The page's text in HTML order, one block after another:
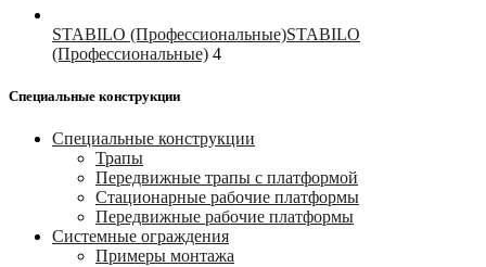
STABILO (Профессиональные)STABILO
(Профессиональные) 4
Специальные конструкции
Специальные конструкции
Трапы
Передвижные трапы с платформой
Стационарные рабочие платформы
Передвижные рабочие платформы
Системные ограждения
Примеры монтажа